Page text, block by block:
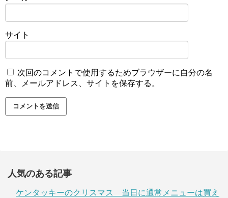
サイト
次回のコメントで使用するためブラウザーに自分の名
前、メールアドレス、サイトを保存する。
人気のある記事
ケンタッキーのクリスマス 当日に通常メニューは買え